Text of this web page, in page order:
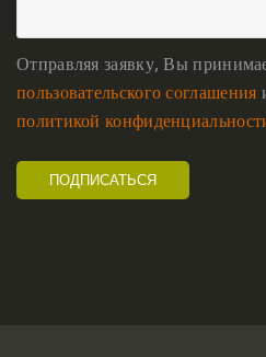
Отправляя заявку, Вы
пользовательского соглашения
политикой